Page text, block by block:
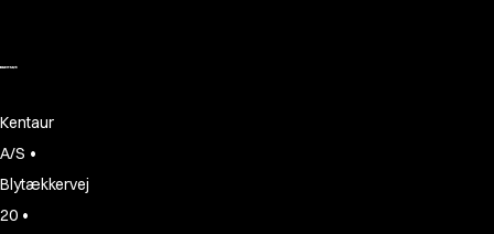
Kentaur
A/S •
Blytækkervej
20 •